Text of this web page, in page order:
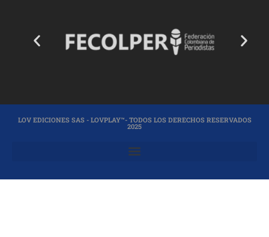
LOV EDICIONES SAS - LOVPLAY™- TODOS LOS DERECHOS RESERVADOS
2025